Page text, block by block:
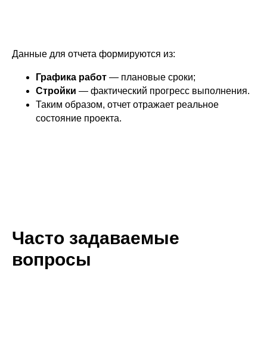
Данные для отчета формируются из:
Графика работ — плановые сроки;
Стройки — фактический прогресс выполнения.
Таким образом, отчет отражает реальное
состояние проекта.
Часто задаваемые
вопросы